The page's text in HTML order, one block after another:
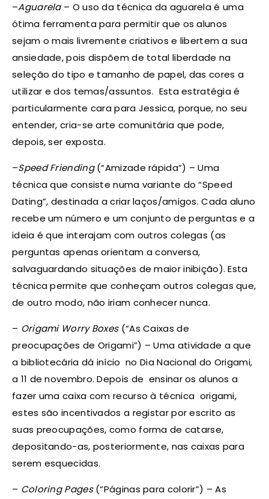
–Aguarela – O uso da técnica da aguarela é uma
ótima ferramenta para permitir que os alunos
sejam o mais livremente criativos e libertem a sua
ansiedade, pois dispõem de total liberdade na
seleção do tipo e tamanho de papel, das cores a
utilizar e dos temas/assuntos. Esta estratégia é
particularmente cara para Jessica, porque, no seu
entender, cria-se arte comunitária que pode,
depois, ser exposta.
–Speed Friending(“Amizade rápida”) – Uma
técnica que consiste numa variante do “Speed
Dating”, destinada a criar laços/amigos. Cada aluno
recebe um número e um conjunto de perguntas e a
ideia é que interajam com outros colegas (as
perguntas apenas orientam a conversa,
salvaguardando situações de maior inibição). Esta
técnica permite que conheçam outros colegas que,
de outro modo, não iriam conhecer nunca.
– Origami Worry Boxes(“As Caixas de
preocupações de Origami”) – Uma atividade a que
a bibliotecária dá início no Dia Nacional do Origami,
a 11 de novembro. Depois de ensinar os alunos a
fazer uma caixa com recurso à técnica origami,
estes são incentivados a registar por escrito as
suas preocupações, como forma de catarse,
depositando-as, posteriormente, nas caixas para
serem esquecidas.
– Coloring Pages(“Páginas para colorir”) – As